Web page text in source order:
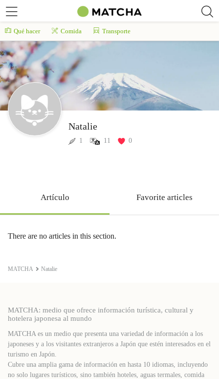
Qué hacer Comida Transporte
MATCHA Natalie
Natalie
1 11 0
Artículo Favorite articles
There are no articles in this section.
MATCHA: medio que ofrece información turística, cultural y
hotelera japonesa al mundo
MATCHA es un medio que presenta una variedad de información a los
japoneses y a los visitantes extranjeros a Japón que estén interesados ​​en el
turismo en Japón.
Cubre una amplia gama de información en hasta 10 idiomas, incluyendo
no solo lugares turísticos, sino también hoteles, aguas termales, comida